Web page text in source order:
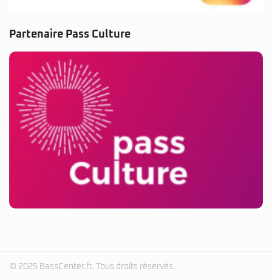
Partenaire Pass Culture
© 2025 BassCenter.fr. Tous droits réservés.